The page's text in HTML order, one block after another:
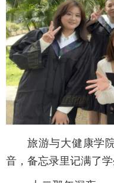
旅游与大健康学
音，备忘录里记满了学